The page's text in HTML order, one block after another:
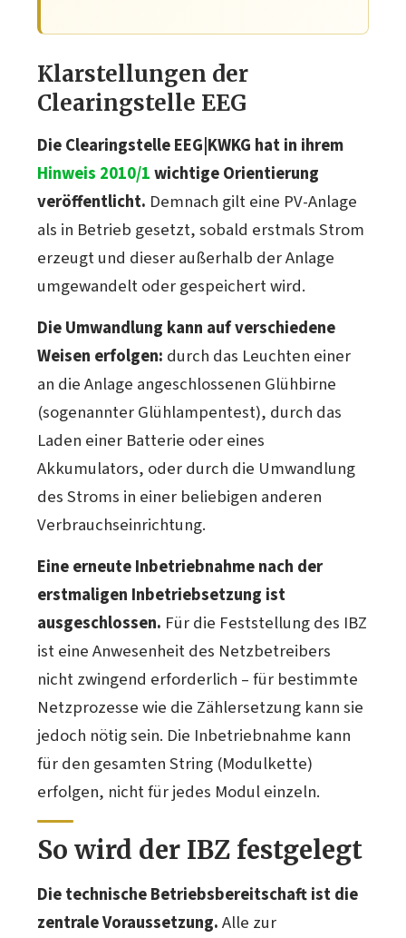
Klarstellungen der
Clearingstelle EEG
Die Clearingstelle EEG|KWKG hat in ihrem
Hinweis 2010/1wichtige Orientierung
veröffentlicht. Demnach gilt eine PV-Anlage
als in Betrieb gesetzt, sobald erstmals Strom
erzeugt und dieser außerhalb der Anlage
umgewandelt oder gespeichert wird.
Die Umwandlung kann auf verschiedene
Weisen erfolgen: durch das Leuchten einer
an die Anlage angeschlossenen Glühbirne
(sogenannter Glühlampentest), durch das
Laden einer Batterie oder eines
Akkumulators, oder durch die Umwandlung
des Stroms in einer beliebigen anderen
Verbrauchseinrichtung.
Eine erneute Inbetriebnahme nach der
erstmaligen Inbetriebsetzung ist
ausgeschlossen. Für die Feststellung des IBZ
ist eine Anwesenheit des Netzbetreibers
nicht zwingend erforderlich – für bestimmte
Netzprozesse wie die Zählersetzung kann sie
jedoch nötig sein. Die Inbetriebnahme kann
für den gesamten String (Modulkette)
erfolgen, nicht für jedes Modul einzeln.
So wird der IBZ festgelegt
Die technische Betriebsbereitschaft ist die
zentrale Voraussetzung.Alle zur